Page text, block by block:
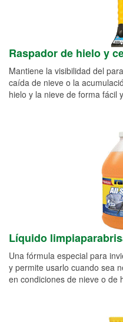
Raspador de hielo y
Mantiene la visibilidad del
caída de nieve o la
hielo y la nieve de forma fácil
Líquido
Una fórmula especial para
y permite usarlo cuando sea
en condiciones de nieve o de